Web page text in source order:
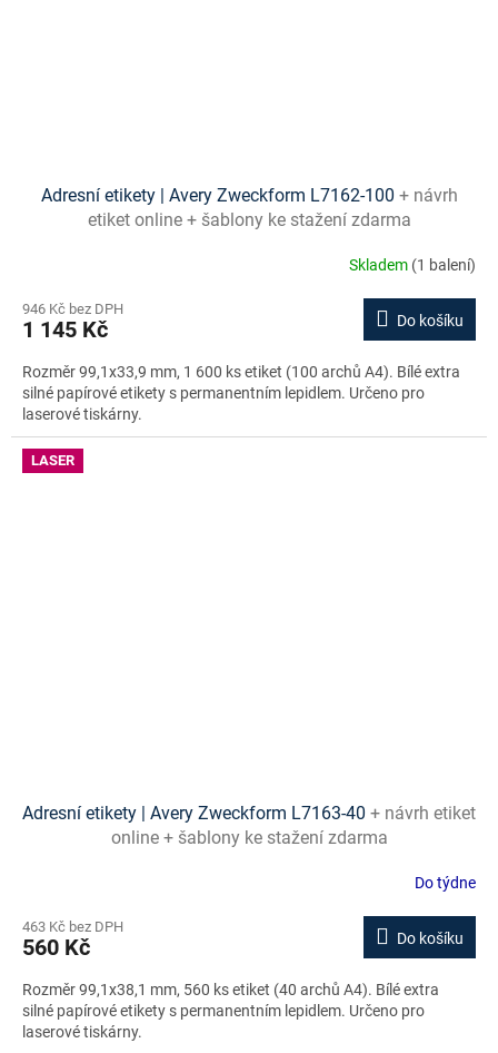
Adresní etikety | Avery Zweckform L7162-100 + návrh
etiket online + šablony ke stažení zdarma
Skladem (1 balení)
946 Kč bez DPH
1 145 Kč Do košíku
Rozměr 99,1x33,9 mm, 1 600 ks etiket (100 archů A4). Bílé extra
silné papírové etikety s permanentním lepidlem. Určeno pro
laserové tiskárny.
LASER
Adresní etikety | Avery Zweckform L7163-40 + návrh etiket
online + šablony ke stažení zdarma
Do týdne
463 Kč bez DPH
560 Kč Do košíku
Rozměr 99,1x38,1 mm, 560 ks etiket (40 archů A4). Bílé extra
silné papírové etikety s permanentním lepidlem. Určeno pro
laserové tiskárny.